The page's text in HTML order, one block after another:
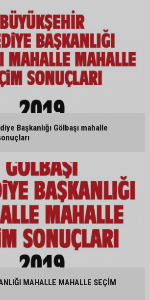
Başkanlığı Gölbaşı mahalle
MAHALLE MAHALLE SEÇİM